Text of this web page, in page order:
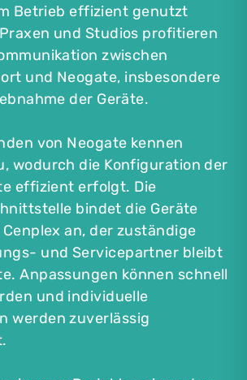
Betrieb effizient genutzt
und Studios profitieren
zwischen
und Neogate, insbesondere
der Geräte.
von Neogate kennen
wodurch die Konfiguration der
effizient erfolgt. Die
bindet die Geräte
an, der zuständige
und Servicepartner bleibt
Anpassungen können schnell
und individuelle
werden zuverlässig